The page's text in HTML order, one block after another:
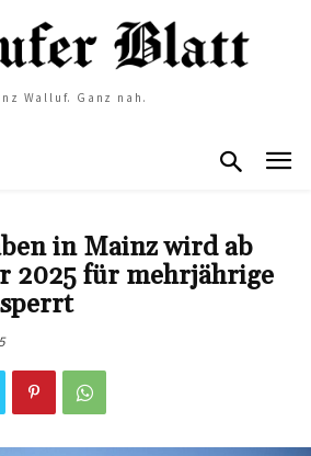
Walluf. Ganz nah.
in Mainz wird ab
2025 für mehrjährige